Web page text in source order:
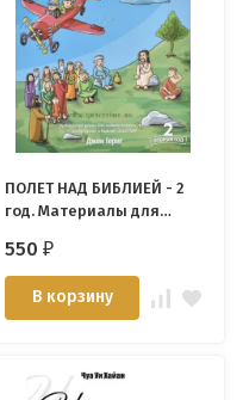
ПОЛЕТ НАД БИБЛИЕЙ - 2
год. Материалы для
подростками. Джон
Гериг
550₽
В корзину